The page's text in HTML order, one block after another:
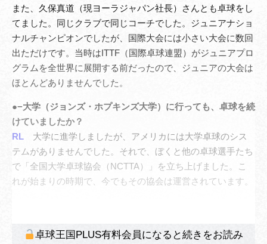
また、久保真道（現ヨーラジャパン社長）さんとも卓球をし
てました。同じクラブで同じコーチでした。ジュニアナショ
ナルチャンピオンでしたが、国際大会には小さい大会に数回
出ただけです。当時はITTF（国際卓球連盟）がジュニアプロ
グラムを全世界に展開する前だったので、ジュニアの大会は
ほとんどありませんでした。
●−大学（ジョンズ・ホプキンズ大学）に行っても、卓球を続
けていましたか？
RL 大学に進学しましたが、アメリカには大学卓球のシス
テムがありませんでした。それで、ぼくと他の卓球選手たち
で「全国大学卓球協会（NCTTA）」を立ち上げました。こ
れが始まりの時期で、今でもその協会は運営されています。
卓球王国PLUS有料会員になると続きをお読み